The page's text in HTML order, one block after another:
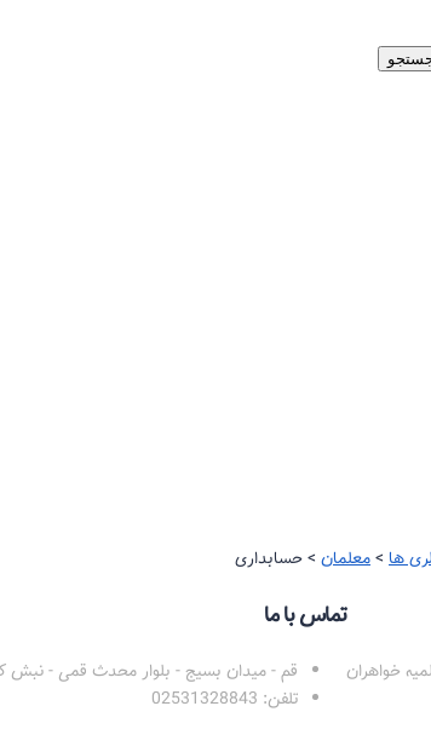
ها >معلمان >حسابداری
خواهران
تماس با ما
قم - میدان بسیج - بلوار محدث قمی - نبش
تلفن: 02531328843